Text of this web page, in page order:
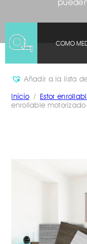
COMO
Añadir a la lista
Inicio / Estor
enrollable